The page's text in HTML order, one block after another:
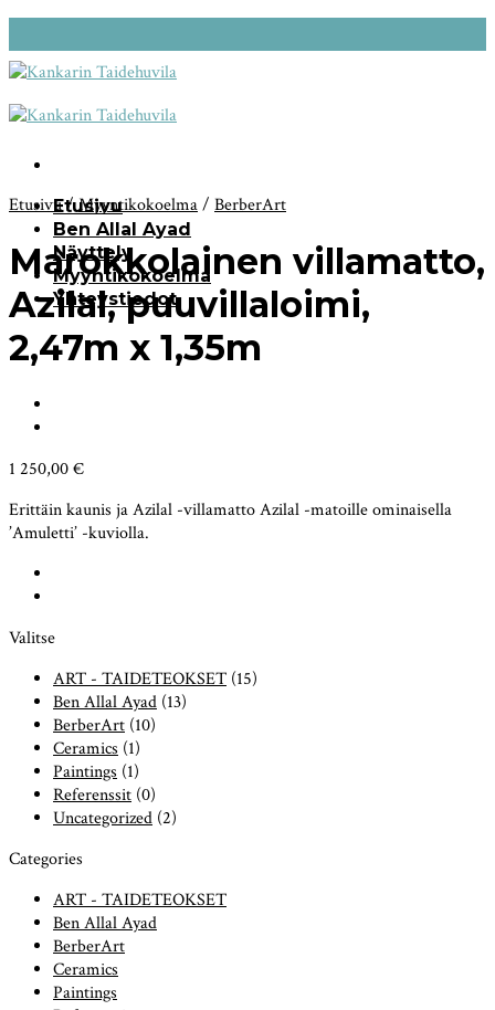
to
content
Etusivu
Ben Allal Ayad
Näyttely
Myyntikokoelma
Yhteystiedot
Etusivu/Myyntikokoelma/ BerberArt
Marokkolainen villamatto,
Azilal, puuvillaloimi,
2,47m x 1,35m
1 250,00€
Erittäin kaunis ja Azilal -villamatto Azilal -matoille ominaisella
’Amuletti’ -kuviolla.
Valitse
ART - TAIDETEOKSET (15)
Ben Allal Ayad (13)
BerberArt (10)
Ceramics (1)
Paintings (1)
Referenssit (0)
Uncategorized (2)
Categories
ART - TAIDETEOKSET
Ben Allal Ayad
BerberArt
Ceramics
Paintings